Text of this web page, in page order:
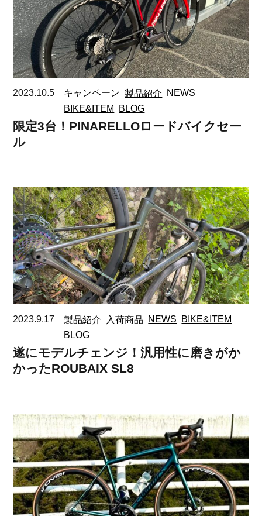
2023.10.5 キャンペーン 製品紹介
NEWS
BIKE&ITEM
BLOG
限定3台！PINARELLOロードバイクセー
ル
2023.9.17 製品紹介 入荷商品 NEWS
BIKE&ITEM
BLOG
遂にモデルチェンジ！汎用性に磨きがか
かったROUBAIX SL8